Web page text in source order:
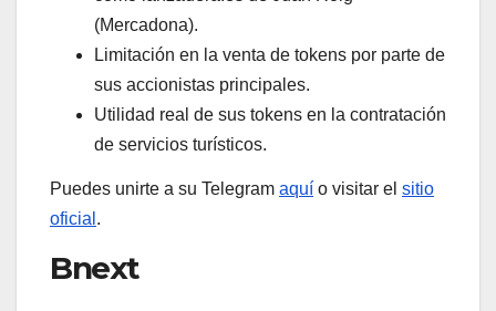
(Mercadona).
Limitación en la venta de tokens por parte de
sus accionistas principales.
Utilidad real de sus tokens en la contratación
de servicios turísticos.
Puedes unirte a su Telegram aquí o visitar el sitio
oficial .
Bnext